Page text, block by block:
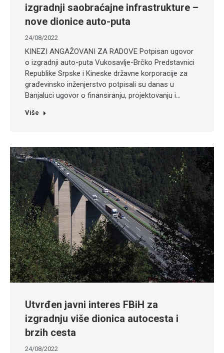
izgradnji saobraćajne infrastrukture –
nove dionice auto-puta
24/08/2022
KINEZI ANGAŽOVANI ZA RADOVE Potpisan ugovor
o izgradnji auto-puta Vukosavlje-Brčko Predstavnici
Republike Srpske i Kineske državne korporacije za
građevinsko inženjerstvo potpisali su danas u
Banjaluci ugovor o finansiranju, projektovanju i…
Više
Utvrđen javni interes FBiH za
izgradnju više dionica autocesta i
brzih cesta
24/08/2022